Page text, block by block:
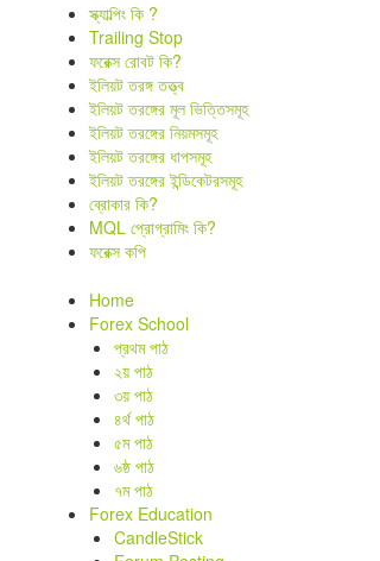
স্ক্যাল্পিং কি ?
Trailing Stop
ফরেক্স রোবট কি?
ইলিয়ট তরঙ্গ তত্ত্ব
ইলিয়ট তরঙ্গের মূল ভিত্তিসমূহ
ইলিয়ট তরঙ্গের নিয়মসমূহ
ইলিয়ট তরঙ্গের ধাপসমূহ
ইলিয়ট তরঙ্গের ইন্ডিকেটরসমূহ
ব্রোকার কি?
MQL প্রোগ্রামিং কি?
ফরেক্স কপি
Home
Forex School
প্রথম পাঠ
২য় পাঠ
৩য় পাঠ
৪র্থ পাঠ
৫ম পাঠ
৬ষ্ঠ পাঠ
৭ম পাঠ
Forex Education
CandleStick